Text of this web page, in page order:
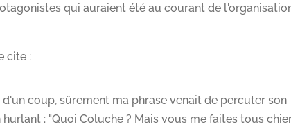
qui auraient été au courant de
cite :
coup, sûrement ma phrase venait de percuter son
: "Quoi Coluche ? Mais vous me faites tous